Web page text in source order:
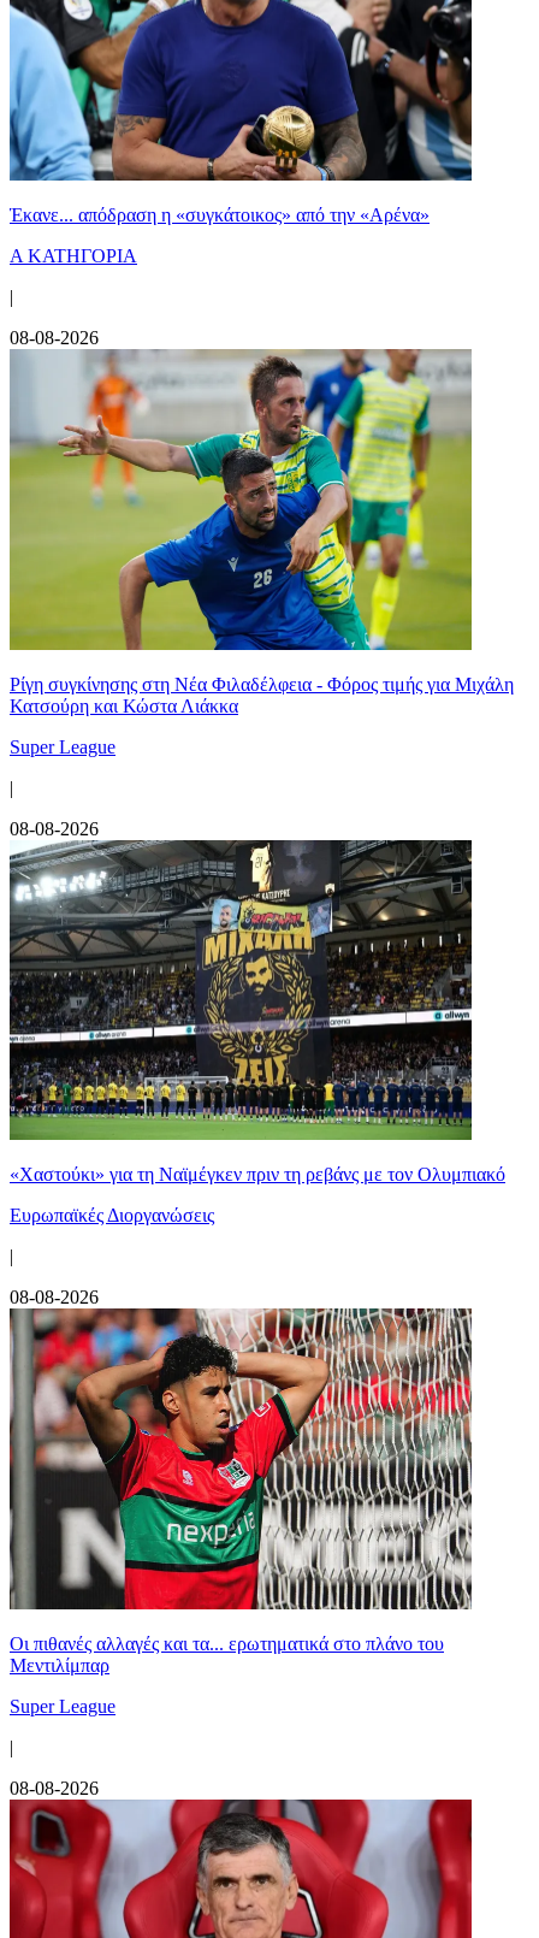
Έκανε... απόδραση η «συγκάτοικος» από την «Αρένα»
Α ΚΑΤΗΓΟΡΙΑ
|
08-08-2026
Ρίγη συγκίνησης στη Νέα Φιλαδέλφεια - Φόρος τιμής για Μιχάλη
Κατσούρη και Κώστα Λιάκκα
Super League
|
08-08-2026
«Χαστούκι» για τη Ναϊμέγκεν πριν τη ρεβάνς με τον Ολυμπιακό
Ευρωπαϊκές Διοργανώσεις
|
08-08-2026
Οι πιθανές αλλαγές και τα... ερωτηματικά στο πλάνο του
Μεντιλίμπαρ
Super League
|
08-08-2026